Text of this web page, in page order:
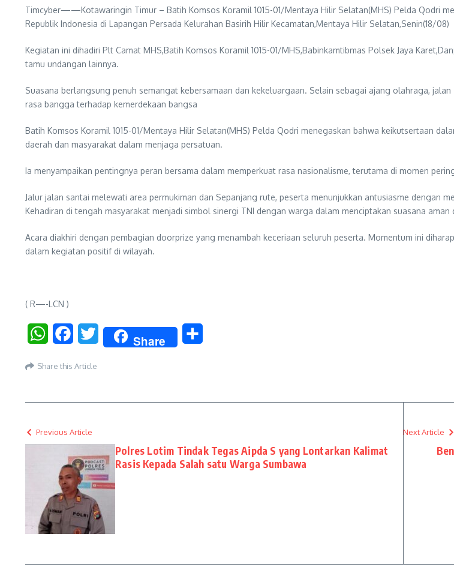
Timcyber——Kotawaringin Timur – Batih Komsos Koramil 1015-01/Mentaya Hilir Selatan(MHS) Pelda Qodri
Republik Indonesia di Lapangan Persada Kelurahan Basirih Hilir Kecamatan,Mentaya Hilir Selatan,Senin(18/08)
Kegiatan ini dihadiri Plt Camat MHS,Batih Komsos Koramil 1015-01/MHS,Babinkamtibmas Polsek Jaya
tamu undangan lainnya.
Suasana berlangsung penuh semangat kebersamaan dan kekeluargaan. Selain sebagai ajang olahraga,
rasa bangga terhadap kemerdekaan bangsa
Batih Komsos Koramil 1015-01/Mentaya Hilir Selatan(MHS) Pelda Qodri menegaskan bahwa keikutsertaan
daerah dan masyarakat dalam menjaga persatuan.
Ia menyampaikan pentingnya peran bersama dalam memperkuat rasa nasionalisme, terutama di momen
Jalur jalan santai melewati area permukiman dan Sepanjang rute, peserta menunjukkan antusiasme dengan
Kehadiran di tengah masyarakat menjadi simbol sinergi TNI dengan warga dalam menciptakan suasana aman
Acara diakhiri dengan pembagian doorprize yang menambah keceriaan seluruh peserta. Momentum ini
dalam kegiatan positif di wilayah.
( R—-LCN )
WhatsAppFacebookTwitter Share
Share this Article
Previous Article
Polres Lotim Tindak Tegas Aipda S yang Lontarkan Kalimat
Rasis Kepada Salah satu Warga Sumbawa
Next Article